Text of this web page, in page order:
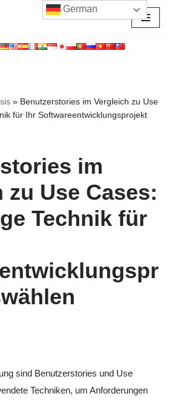
» Benutzerstories im Vergleich zu Use
für Ihr Softwareentwicklungsprojekt
im
zu Use Cases:
Technik für
sind Benutzerstories und Use
Techniken, um Anforderungen
German